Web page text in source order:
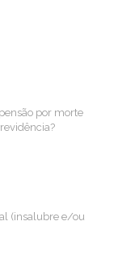
por morte
(insalubre e/ou